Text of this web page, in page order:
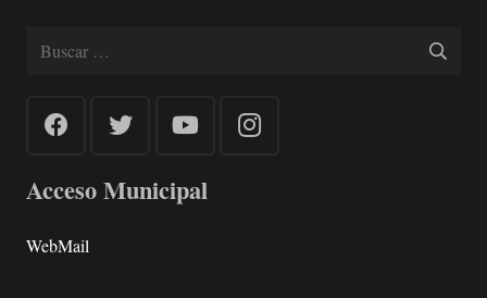
Buscar:
Acceso Municipal
WebMail